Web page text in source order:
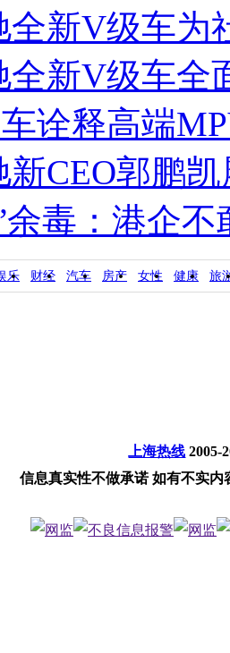
全新V级车为
新V级车全
诠释高端
新CEO郭鹏
余毒：港企
乐 财经 汽车 房产 女性 健康 旅
上海热线 2005-
信息真实性不做承诺 如有不实内